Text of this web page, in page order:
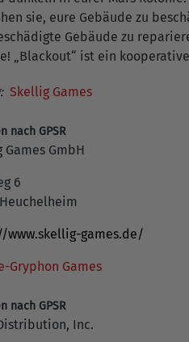
sie, eure Gebäude zu
Gebäude zu
„Blackout“ ist ein
Skellig Games
nach GPSR
Games GmbH
6
www.skellig-games.de/
Gryphon Games
nach GPSR
Inc.